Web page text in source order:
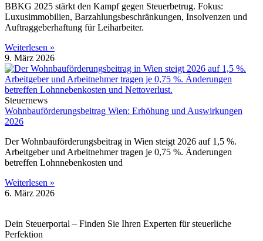
BBKG 2025 stärkt den Kampf gegen Steuerbetrug. Fokus:
Luxusimmobilien, Barzahlungsbeschränkungen, Insolvenzen und
Auftraggeberhaftung für Leiharbeiter.
Weiterlesen »
9. März 2026
Steuernews
Wohnbauförderungsbeitrag Wien: Erhöhung und Auswirkungen
2026
Der Wohnbauförderungsbeitrag in Wien steigt 2026 auf 1,5 %.
Arbeitgeber und Arbeitnehmer tragen je 0,75 %. Änderungen
betreffen Lohnnebenkosten und
Weiterlesen »
6. März 2026
Dein Steuerportal – Finden Sie Ihren Experten für steuerliche
Perfektion